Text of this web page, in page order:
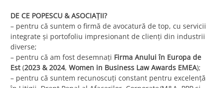
DE CE POPESCU & ASOCIAȚII?
– pentru că suntem o firmă de avocatură de top, cu servicii
integrate și portofoliu impresionant de clienți din industrii
diverse;
– pentru că am fost desemnați Firma Anului în Europa de
Est(2023 & 2024, Women in Business Law Awards EMEA);
– pentru că suntem recunoscuți constant pentru excelență